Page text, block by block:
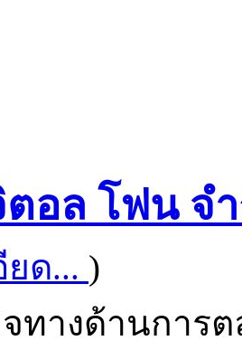
อล โฟน จ
ยด... )
ทางด้านการ